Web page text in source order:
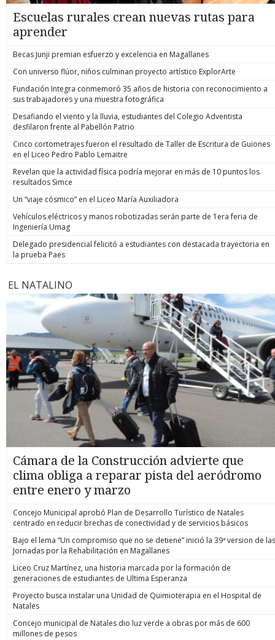
Escuelas rurales crean nuevas rutas para
aprender
Becas Junji premian esfuerzo y excelencia en Magallanes
Con universo flúor, niños culminan proyecto artístico ExplorArte
Fundación Integra conmemoró 35 años de historia con reconocimiento a
sus trabajadores y una muestra fotográfica
Desafiando el viento y la lluvia, estudiantes del Colegio Adventista
desfilaron frente al Pabellón Patrio
Cinco cortometrajes fueron el resultado de Taller de Escritura de Guiones
en el Liceo Pedro Pablo Lemaitre
Revelan que la actividad física podría mejorar en más de 10 puntos los
resultados Simce
Un “viaje cósmico” en el Liceo María Auxiliadora
Vehículos eléctricos y manos robotizadas serán parte de 1era feria de
Ingeniería Umag
Delegado presidencial felicitó a estudiantes con destacada trayectoria en
la prueba Paes
EL NATALINO
Cámara de la Construcción advierte que
clima obliga a reparar pista del aeródromo
entre enero y marzo
Concejo Municipal aprobó Plan de Desarrollo Turístico de Natales
centrado en reducir brechas de conectividad y de servicios básicos
Bajo el lema “Un compromiso que no se detiene” inició la 39ª version de las
Jornadas por la Rehabilitación en Magallanes
Liceo Cruz Martínez, una historia marcada por la formación de
generaciones de estudiantes de Ultima Esperanza
Proyecto busca instalar una Unidad de Quimioterapia en el Hospital de
Natales
Concejo municipal de Natales dio luz verde a obras por más de 600
millones de pesos